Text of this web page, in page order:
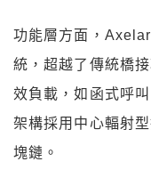
功能層方面，
統，超越了傳統橋
效負載，如函式呼
架構採用中心輻射
塊鏈。